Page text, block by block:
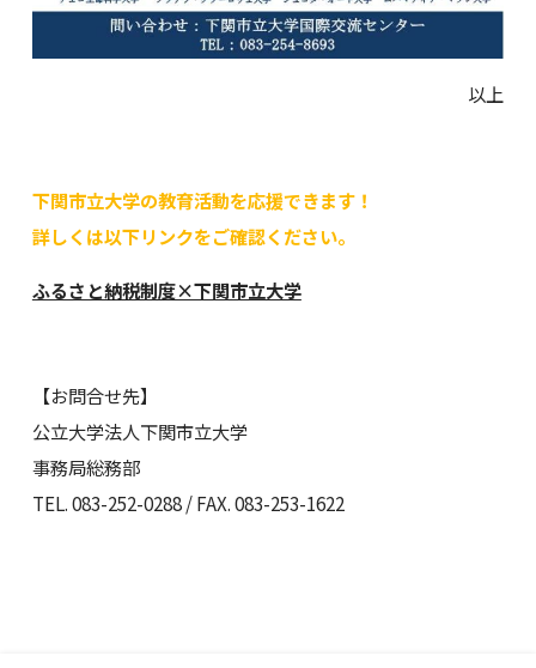
以上
下関市立大学の教育活動を応援できます！
詳しくは以下リンクをご確認ください。
ふるさと納税制度×下関市立大学
【お問合せ先】
公立大学法人下関市立大学
事務局総務部
TEL. 083-252-0288 / FAX. 083-253-1622